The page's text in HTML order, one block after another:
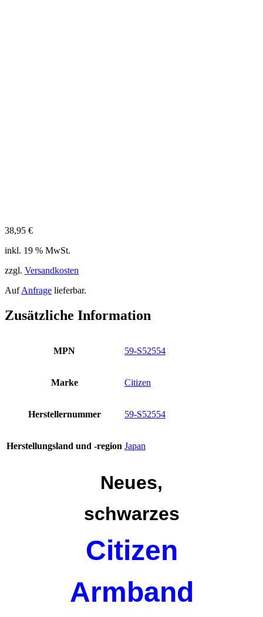
38,95 €
inkl. 19 % MwSt.
zzgl. Versandkosten
AufAnfrage lieferbar.
Zusätzliche Information
MPN 59-S52554
Marke Citizen
Herstellernummer 59-S52554
Herstellungsland und -region Japan
Neues,
schwarzes
Citizen
Armband